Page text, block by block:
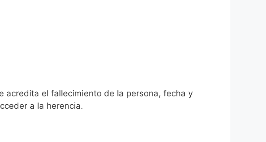
acredita el fallecimiento de la persona, fecha y
a la herencia.